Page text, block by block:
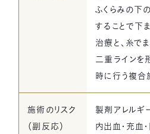
当院の公式LINE
ふくらみの下
することで下
治療と、糸で
二重ラインを
時に行う複合
施術のリスク
（副反応）
製剤アレルギ
内出血・充血